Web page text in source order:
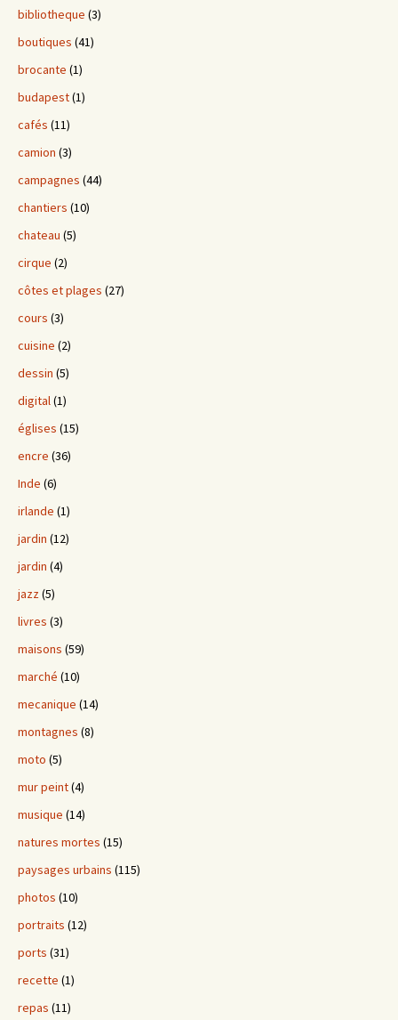
bibliotheque (3)
boutiques (41)
brocante (1)
budapest(1)
cafés (11)
camion (3)
campagnes (44)
chantiers (10)
chateau (5)
cirque (2)
côtes et plages (27)
cours (3)
cuisine (2)
dessin (5)
digital(1)
églises (15)
encre (36)
Inde (6)
irlande (1)
jardin (12)
jardin (4)
jazz(5)
livres (3)
maisons (59)
marché (10)
mecanique (14)
montagnes (8)
moto (5)
mur peint(4)
musique (14)
natures mortes (15)
paysages urbains (115)
photos (10)
portraits (12)
ports (31)
recette (1)
repas (11)